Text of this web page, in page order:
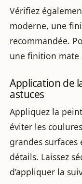
Vérifiez
moderne, une
recommandée.
une finition mate
Application de
astuces
Appliquez la
éviter les
grandes
détails. Laissez
d’appliquer la